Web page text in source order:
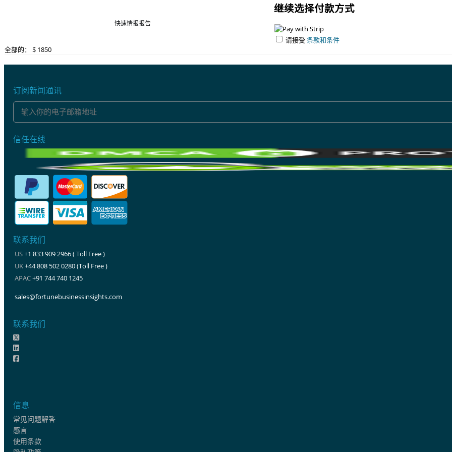
快速情报报告
继续选择付款方式
请接受 条款和条件
全部的： $ 1850
订阅新闻通讯
信任在线
联系我们
US+1 833 909 2966 ( Toll Free )
UK+44 808 502 0280 (Toll Free )
APAC+91 744 740 1245
sales@fortunebusinessinsights.com
联系我们
信息
常见问题解答
感言
使用条款